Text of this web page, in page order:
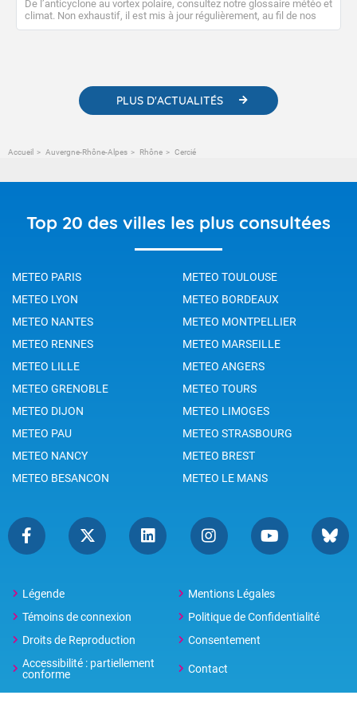
De l’anticyclone au vortex polaire, consultez notre glossaire météo et
climat. Non exhaustif, il est mis à jour régulièrement, au fil de nos
publications. Vous y trouverez également des liens utiles vers nos
PLUS D'ACTUALITÉS
Accueil Auvergne-Rhône-Alpes Rhône Cercié
Top 20 des villes les plus consultées
METEO PARIS
METEO TOULOUSE
METEO LYON
METEO BORDEAUX
METEO NANTES
METEO MONTPELLIER
METEO RENNES
METEO MARSEILLE
METEO LILLE
METEO ANGERS
METEO GRENOBLE
METEO TOURS
METEO DIJON
METEO LIMOGES
METEO PAU
METEO STRASBOURG
METEO NANCY
METEO BREST
METEO BESANCON
METEO LE MANS
Légende
Mentions Légales
Témoins de connexion
Politique de Confidentialité
Droits de Reproduction
Consentement
Accessibilité : partiellement
conforme
Contact